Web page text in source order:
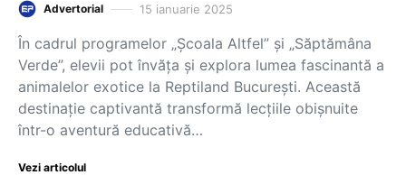
Advertorial 15 ianuarie 2025
În cadrul programelor „Școala Altfel” și „Săptămâna
Verde”, elevii pot învăța și explora lumea fascinantă a
animalelor exotice la Reptiland București. Această
destinație captivantă transformă lecțiile obișnuite
într-o aventură educativă…
Vezi articolul